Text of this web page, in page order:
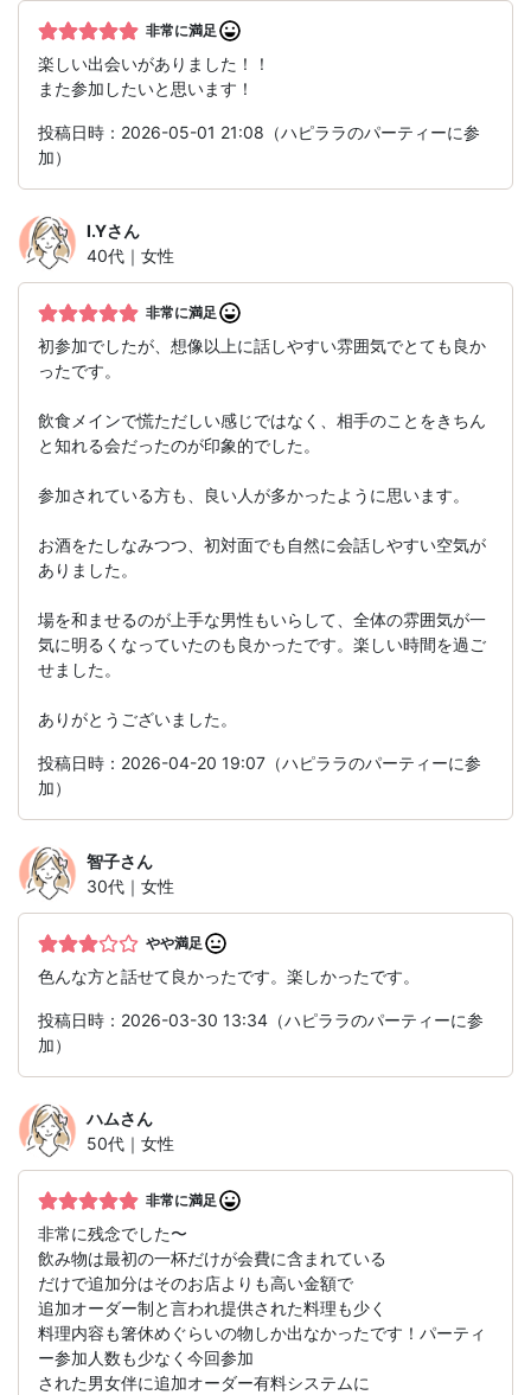
非常に満足
楽しい出会いがありました！！
また参加したいと思います！
投稿日時：2026-05-01 21:08（ハピララのパーティーに参
加）
I.Yさん
40代｜女性
非常に満足
初参加でしたが、想像以上に話しやすい雰囲気でとても良か
ったです。
飲食メインで慌ただしい感じではなく、相手のことをきちん
と知れる会だったのが印象的でした。
参加されている方も、良い人が多かったように思います。
お酒をたしなみつつ、初対面でも自然に会話しやすい空気が
ありました。
場を和ませるのが上手な男性もいらして、全体の雰囲気が一
気に明るくなっていたのも良かったです。楽しい時間を過ご
せました。
ありがとうございました。
投稿日時：2026-04-20 19:07（ハピララのパーティーに参
加）
智子さん
30代｜女性
やや満足
色んな方と話せて良かったです。楽しかったです。
投稿日時：2026-03-30 13:34（ハピララのパーティーに参
加）
ハムさん
50代｜女性
非常に満足
非常に残念でした〜
飲み物は最初の一杯だけが会費に含まれている
だけで追加分はそのお店よりも高い金額で
追加オーダー制と言われ提供された料理も少く
料理内容も箸休めぐらいの物しか出なかったです！パーティ
ー参加人数も少なく今回参加
された男女伴に追加オーダー有料システムに